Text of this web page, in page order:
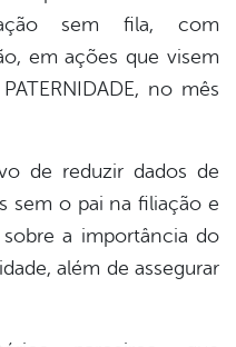
sem fila, com
em ações que visem
no mês
de reduzir dados de
sem o pai na filiação e
a importância do
além de assegurar